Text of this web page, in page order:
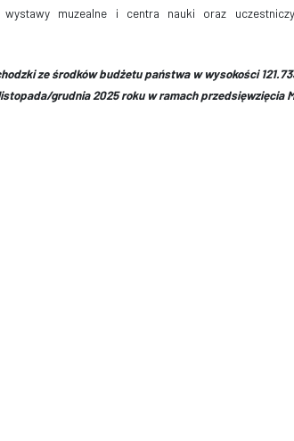
wystawy muzealne i centra nauki oraz
ze środków budżetu państwa w wysokości
grudnia 2025 roku w ramach przedsięwzięcia